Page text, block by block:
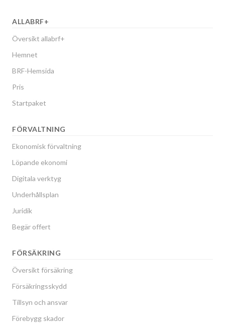
ALLABRF+
Översikt allabrf+
Hemnet
BRF-Hemsida
Pris
Startpaket
FÖRVALTNING
Ekonomisk förvaltning
Löpande ekonomi
Digitala verktyg
Underhållsplan
Juridik
Begär offert
FÖRSÄKRING
Översikt försäkring
Försäkringsskydd
Tillsyn och ansvar
Förebygg skador